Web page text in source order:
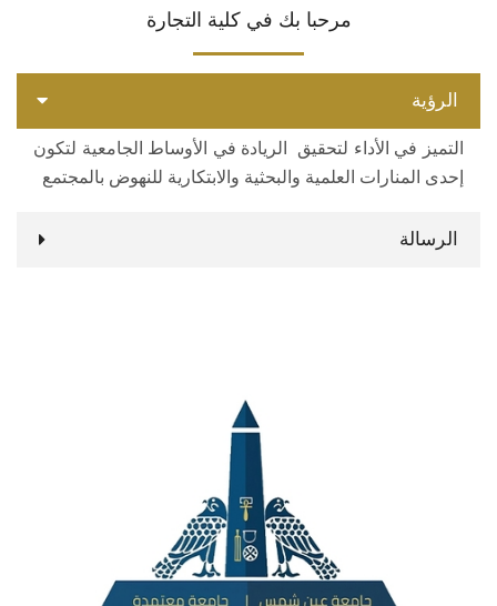
الخدمات
الاستدامة
مرحبا بك في كلية التجارة
الرؤية
التميز في الأداء لتحقيق الريادة في الأوساط الجامعية لتكون
إحدى المنارات العلمية والبحثية والابتكارية للنهوض بالمجتمع
الرسالة